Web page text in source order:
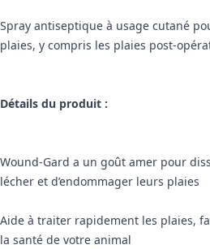
Spray antiseptique à usage cutané
plaies, y compris les plaies post-
Détails du produit :
Wound-Gard a un goût amer pour
lécher et d’endommager leurs plaies
Aide à traiter rapidement les plaies,
la santé de votre animal